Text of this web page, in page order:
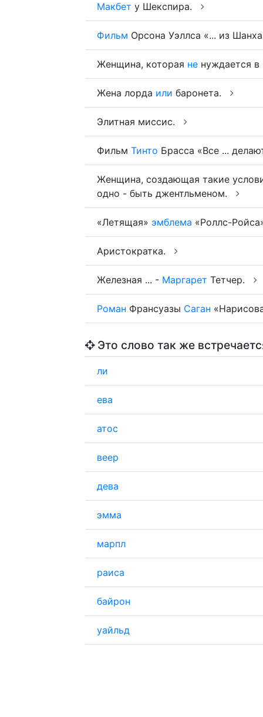
Макбет у Шекспира.
Фильм Орсона Уэллса «... из
Женщина, которая не нуждается
Жена лорда или баронета.
Элитная миссис.
Фильм Тинто Брасса «Все ...
Женщина, создающая такие
одно - быть джентльменом.
«Летящая» эмблема «Роллс-
Аристократка.
Железная ... - Маргарет Тетчер.
Роман Франсуазы Саган
Это слово так же
ли
ева
атос
веер
дева
эмма
марпл
раиса
байрон
уайльд